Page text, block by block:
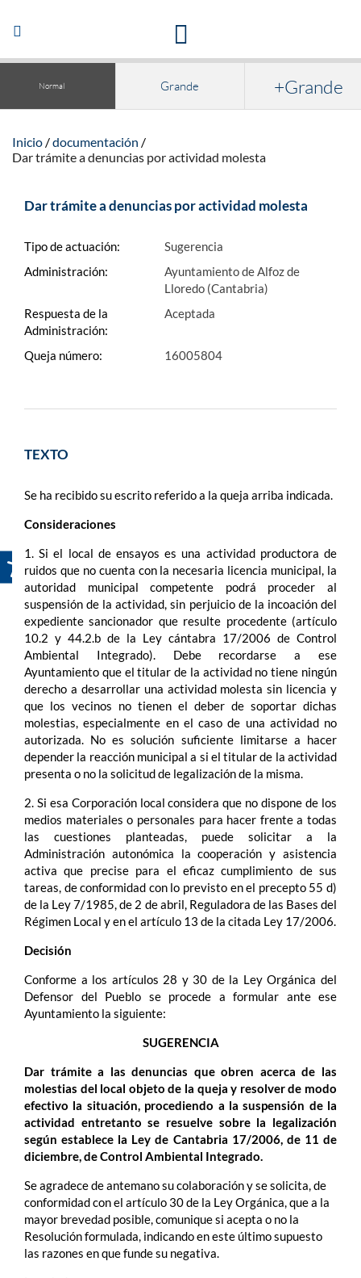
Abrir/Cerrar
navegación
Normal Grande +Grande
Inicio
documentación
Dar trámite a denuncias por actividad molesta
Dar trámite a denuncias por actividad molesta
Tipo de actuación:
Sugerencia
Administración:
Ayuntamiento de Alfoz de
Lloredo (Cantabria)
Respuesta de la
Administración:
Aceptada
Queja número: 16005804
TEXTO
Se ha recibido su escrito referido a la queja arriba indicada.
Consideraciones
1. Si el local de ensayos es una actividad productora de
ruidos que no cuenta con la necesaria licencia municipal, la
autoridad municipal competente podrá proceder al
suspensión de la actividad, sin perjuicio de la incoación del
expediente sancionador que resulte procedente (artículo
10.2 y 44.2.b de la Ley cántabra 17/2006 de Control
Ambiental Integrado). Debe recordarse a ese
Ayuntamiento que el titular de la actividad no tiene ningún
derecho a desarrollar una actividad molesta sin licencia y
que los vecinos no tienen el deber de soportar dichas
molestias, especialmente en el caso de una actividad no
autorizada. No es solución suficiente limitarse a hacer
depender la reacción municipal a si el titular de la actividad
presenta o no la solicitud de legalización de la misma.
2. Si esa Corporación local considera que no dispone de los
medios materiales o personales para hacer frente a todas
las cuestiones planteadas, puede solicitar a la
Administración autonómica la cooperación y asistencia
activa que precise para el eficaz cumplimiento de sus
tareas, de conformidad con lo previsto en el precepto 55 d)
de la Ley 7/1985, de 2 de abril, Reguladora de las Bases del
Régimen Local y en el artículo 13 de la citada Ley 17/2006.
Decisión
Conforme a los artículos 28 y 30 de la Ley Orgánica del
Defensor del Pueblo se procede a formular ante ese
Ayuntamiento la siguiente:
SUGERENCIA
Dar trámite a las denuncias que obren acerca de las
molestias del local objeto de la queja y resolver de modo
efectivo la situación, procediendo a la suspensión de la
actividad entretanto se resuelve sobre la legalización
según establece la Ley de Cantabria 17/2006, de 11 de
diciembre, de Control Ambiental Integrado.
Se agradece de antemano su colaboración y se solicita, de
conformidad con el artículo 30 de la Ley Orgánica, que a la
mayor brevedad posible, comunique si acepta o no la
Resolución formulada, indicando en este último supuesto
las razones en que funde su negativa.